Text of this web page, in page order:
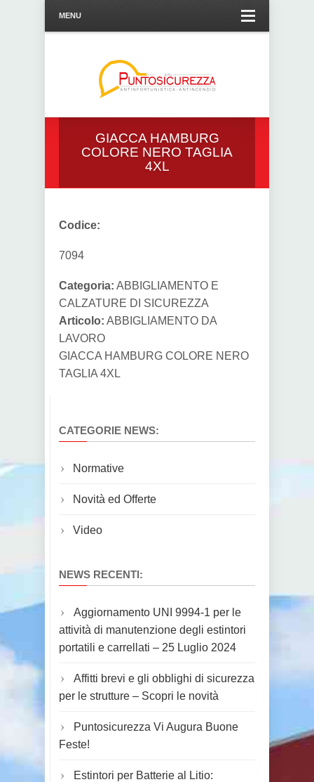
MENU
GIACCA HAMBURG
COLORE NERO TAGLIA
4XL
Codice:
7094
Categoria: ABBIGLIAMENTO E
CALZATURE DI SICUREZZA
Articolo: ABBIGLIAMENTO DA
LAVORO
GIACCA HAMBURG COLORE NERO
TAGLIA 4XL
CATEGORIE NEWS:
Normative
Novità ed Offerte
Video
NEWS RECENTI:
Aggiornamento UNI 9994-1 per le
attività di manutenzione degli estintori
portatili e carrellati – 25 Luglio 2024
Affitti brevi e gli obblighi di sicurezza
per le strutture – Scopri le novità
Puntosicurezza Vi Augura Buone
Feste!
Estintori per Batterie al Litio: